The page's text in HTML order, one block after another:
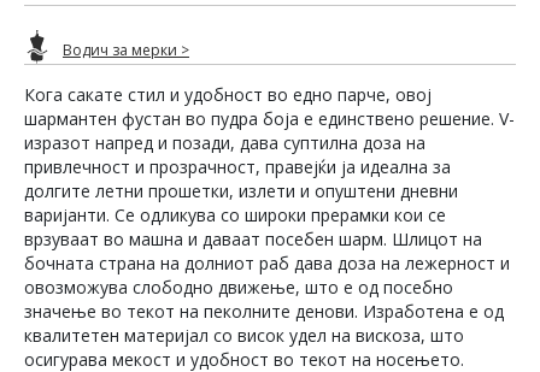
Кога сакате стил и удобност во едно парче, овој
шармантен фустан во пудра боја е единствено решение. V-
изразот напред и позади, дава суптилна доза на
привлечност и прозрачност, правејќи ја идеална за
долгите летни прошетки, излети и опуштени дневни
варијанти. Се одликува со широки прерамки кои се
врзуваат во машна и даваат посебен шарм. Шлицот на
бочната страна на долниот раб дава доза на лежерност и
овозможува слободно движење, што е од посебно
значење во текот на пеколните денови. Изработена е од
квалитетен материјал со висок удел на вискоза, што
осигурава мекост и удобност во текот на носењето.
Водич за мерки >